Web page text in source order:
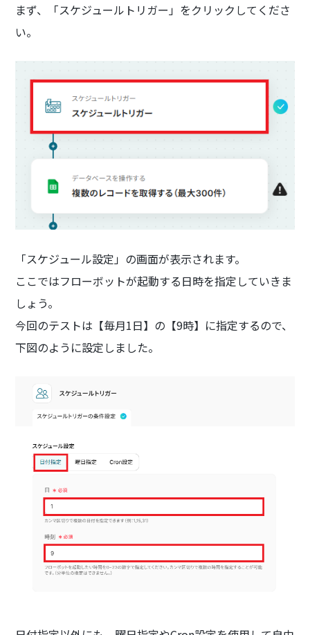
まず、「スケジュールトリガー」をクリックしてくださ
い。
「スケジュール設定」の画面が表示されます。
ここではフローボットが起動する日時を指定していきま
しょう。
今回のテストは【毎月1日】の【9時】に指定するので、
下図のように設定しました。